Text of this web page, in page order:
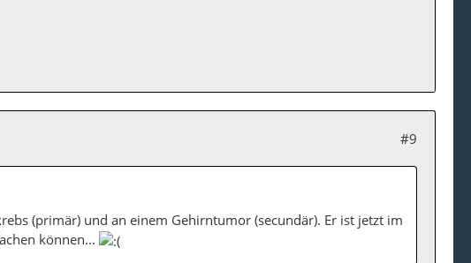
#9
(primär) und an einem Gehirntumor (secundär). Er ist jetzt im
können...